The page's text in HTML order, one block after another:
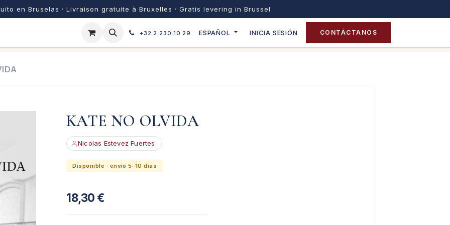
en Bruselas · Livraison gratuite à Bruxelles · Gratis levering in Brussel
+32 2 230 10 29 ESPAÑOL INICIA SESIÓN CONTÁCTANOS
KATE NO OLVIDA
Nicolas Estevez Fuertes
Disponible · envío 5–10 días
18,30 €